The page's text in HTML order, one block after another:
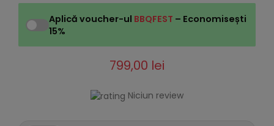
Aplică voucher-ul BBQFEST – Economisești
15%
799,00 lei
Niciun review